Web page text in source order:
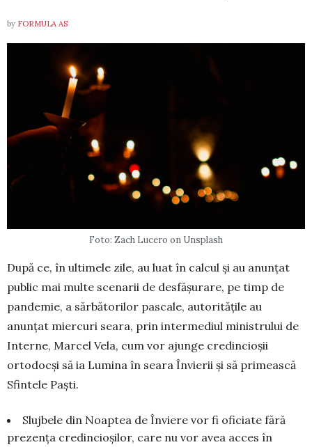
by FORMULA AS
Foto: Zach Lucero on Unsplash
După ce, în ultimele zile, au luat în calcul și au anunțat
public mai multe scenarii de desfășurare, pe timp de
pandemie, a sărbătorilor pascale, autoritățile au
anunțat miercuri seara, prin intermediul ministrului de
Interne, Marcel Vela, cum vor ajunge credincioșii
ortodocși să ia Lumina în seara Învierii și să primească
Sfintele Paști.
Slujbele din Noaptea de Înviere vor fi oficiate fără
prezența credincioșilor, care nu vor avea acces în